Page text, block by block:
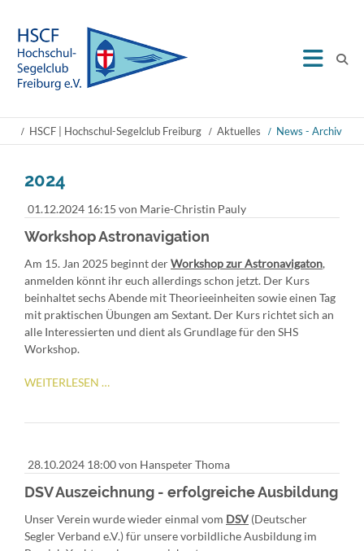
HSCF | Hochschul-Segelclub Freiburg Aktuelles News - Archiv
2024
01.12.2024 16:15 von Marie-Christin Pauly
Workshop Astronavigation
Am 15. Jan 2025 beginnt derWorkshop zur Astronavigaton,
anmelden könnt ihr euch allerdings schon jetzt. Der Kurs
beinhaltet sechs Abende mit Theorieeinheiten sowie einen Tag
mit praktischen Übungen am Sextant. Der Kurs richtet sich an
alle Interessierten und dient als Grundlage für den SHS
Workshop.
WEITERLESEN …
28.10.2024 18:00von Hanspeter Thoma
DSV Auszeichnung - erfolgreiche Ausbildung
Unser Verein wurde wieder einmal vom DSV (Deutscher
Segler Verband e.V.) für unsere vorbildliche Ausbildung im